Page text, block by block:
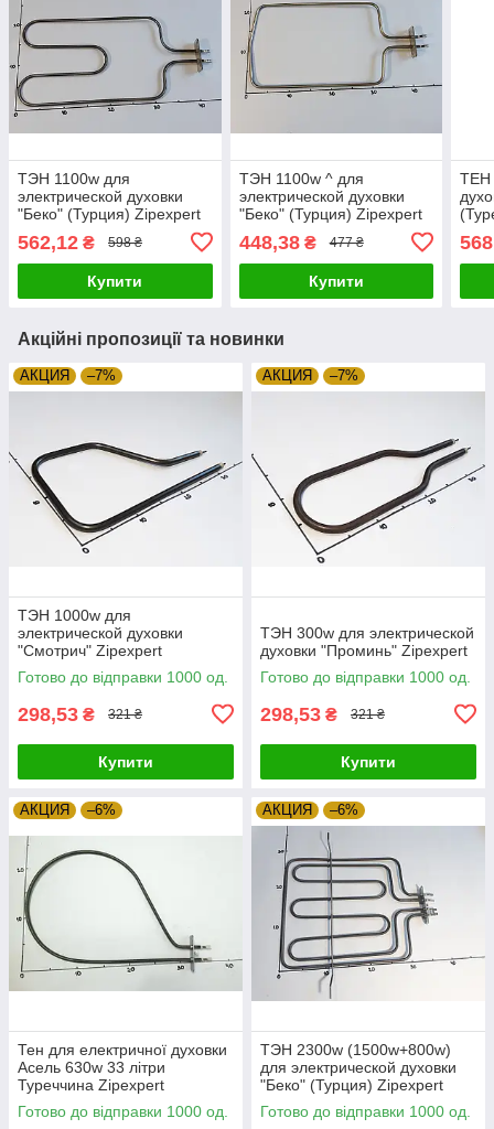
ТЭН 1100w для
электрической духовки
"Беко" (Турция) Zipexpert
562,12 ₴ 598 ₴
Купити
ТЭН 1100w ^ для
электрической духовки
"Беко" (Турция) Zipexpert
448,38₴ 477 ₴
Купити
ТЕН
Акційні пропозиції та новинки
АКЦИЯ –7%
ТЭН 1000w для
электрической духовки
"Смотрич" Zipexpert
Готово до відправки 1000 од.
298,53 ₴ 321 ₴
Купити
АКЦИЯ –7%
ТЭН 300w для электрической
духовки "Проминь" Zipexpert
Готово до відправки 1000 од.
298,53 ₴ 321 ₴
Купити
АКЦИЯ –6%
Тен для електричної духовки
Асель 630w 33 літри
Туреччина Zipexpert
Готово до відправки 1000 од.
АКЦИЯ –6%
ТЭН 2300w (1500w+800w)
для электрической духовки
"Беко" (Турция) Zipexpert
Готово до відправки 1000 од.